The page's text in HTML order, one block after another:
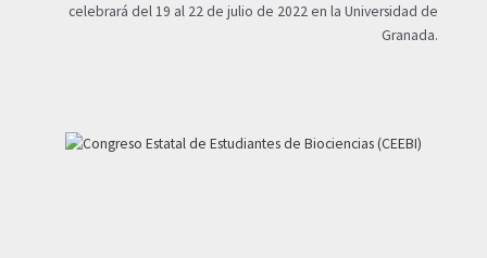
celebrará del 19 al 22 de julio de 2022 en la Universidad de
Granada.